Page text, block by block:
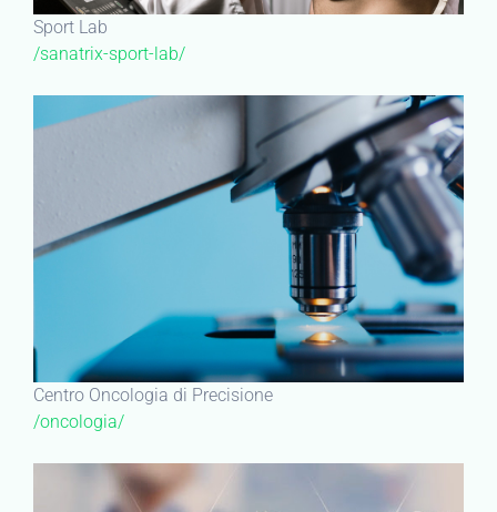
Sport Lab
/sanatrix-sport-lab/
Centro Oncologia di Precisione
/oncologia/